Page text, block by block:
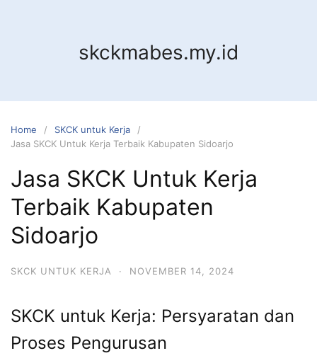
skckmabes.my.id
Home
SKCK untuk Kerja
Jasa SKCK Untuk Kerja Terbaik Kabupaten Sidoarjo
Jasa SKCK Untuk Kerja
Terbaik Kabupaten
Sidoarjo
SKCK UNTUK KERJA · NOVEMBER 14, 2024
SKCK untuk Kerja: Persyaratan dan
Proses Pengurusan